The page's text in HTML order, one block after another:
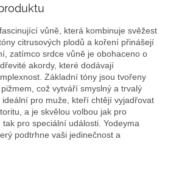
vůně, která kombinuje svěžest
citrusových plodů a koření přinášejí
zatímco srdce vůně je obohaceno o
akordy, které dodávají
Základní tóny jsou tvořeny
což vytváří smyslný a trvalý
ideální pro muže, kteří chtějí vyjadřovat
a je skvělou volbou jak pro
pro speciální události. Yodeyma
podtrhne vaši jedinečnost a